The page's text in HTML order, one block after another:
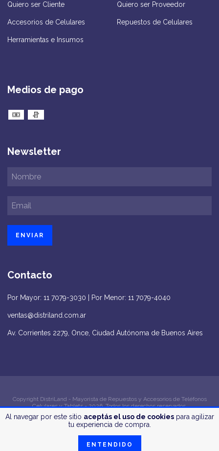
Al navegar por este sitio aceptás el uso de cookiespara agilizar
tu experiencia de compra.
ENTENDIDO
Quiero ser Cliente Quiero ser Proveedor
Accesorios de Celulares Repuestos de Celulares
Herramientas e Insumos
Medios de pago
Newsletter
Contacto
Por Mayor: 11 7079-3030 | Por Menor: 11 7079-4040
ventas@distriland.com.ar
Av. Corrientes 2279, Once, Ciudad Autónoma de Buenos Aires
Copyright DistriLand - Mayorista de Repuestos y Accesorios de Teléfonos
Celulares y Tablets - 2026. Todos los derechos reservados.
Defensa de las y los consumidores. Para reclamosingrese aquí